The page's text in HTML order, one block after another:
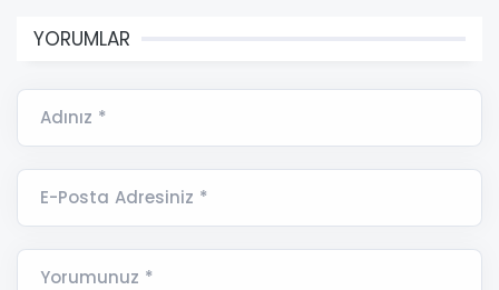
YORUMLAR
Adınız *
E-Posta Adresiniz *
Yorumunuz *